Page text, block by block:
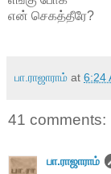
என் செகத்தீரே?
பா.ராஜாராம் at 6:24
41 comments:
பா.ராஜாராம்